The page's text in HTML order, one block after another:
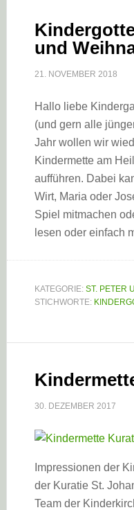
und
21. NOVEMBER 2018
Hallo liebe
(und gern alle
Jahr wollen wir
Kindermette am
aufführen. Dabei
Wirt, Maria oder
Spiel mitmachen
lesen oder einfach
KATEGORIE: ST. PETER
STICHWORTE:
30. DEZEMBER 2017
Impressionen der
der Kuratie St.
Team der